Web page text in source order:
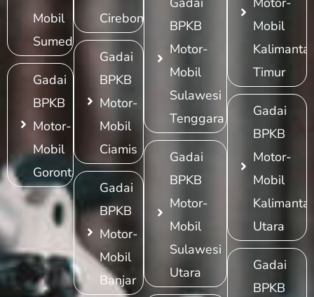
Mobil
Sumedang
Gadai
BPKB
Motor-
Mobil
Gorontalo
Cirebon
Gadai
BPKB
Motor-
Mobil
Ciamis
Gadai
BPKB
Motor-
Mobil
Banjar
BPKB
Motor-
Mobil
Sulawesi
Tenggara
Gadai
BPKB
Motor-
Mobil
Sulawesi
Utara
Mobil
Timur
Gadai
BPKB
Motor-
Mobil
Utara
Gadai
BPKB